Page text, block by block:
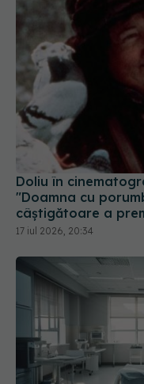
Doliu în
"Doamna cu
câștigătoare a
17 iul 2026, 20:34